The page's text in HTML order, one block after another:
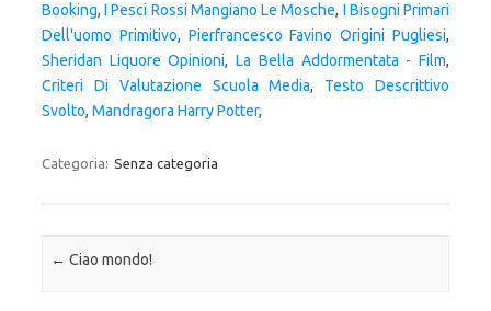
Booking,I Pesci Rossi Mangiano Le Mosche, I Bisogni Primari
Dell'uomo Primitivo, Pierfrancesco Favino Origini Pugliesi,
Sheridan Liquore Opinioni,La Bella Addormentata - Film,
Criteri Di Valutazione Scuola Media, Testo Descrittivo
Svolto, Mandragora Harry Potter,
Categoria: Senza categoria
Navigazione articolo
← Ciao mondo!